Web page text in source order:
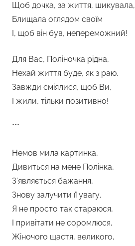
Щоб дочка, за життя, шикувала,
Блищала оглядом своїм
І, щоб він був, непереможний!
Для Вас, Поліночка рідна,
Нехай життя буде, як з раю.
Завжди сміялися, щоб Ви,
І жили, тільки позитивно!
***
Немов мила картинка,
Дивиться на мене Полінка,
З’являється бажання,
Знову залучити її увагу.
Я не просто так стараюся,
І привітати не соромлюся,
Жіночого щастя, великого,